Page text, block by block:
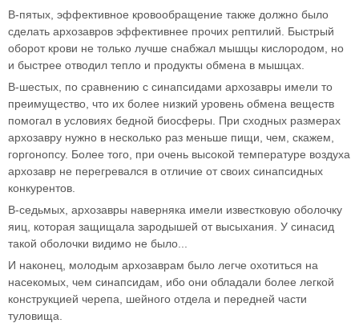
В-пятых, эффективное кровообращение также должно было
сделать архозавров эффективнее прочих рептилий. Быстрый
оборот крови не только лучше снабжал мышцы кислородом, но
и быстрее отводил тепло и продукты обмена в мышцах.
В-шестых, по сравнению с синапсидами архозавры имели то
преимущество, что их более низкий уровень обмена веществ
помогал в условиях бедной биосферы. При сходных размерах
архозавру нужно в несколько раз меньше пищи, чем, скажем,
горгонопсу. Более того, при очень высокой температуре воздуха
архозавр не перегревался в отличие от своих синапсидных
конкурентов.
В-седьмых, архозавры наверняка имели известковую оболочку
яиц, которая защищала зародышей от высыхания. У синасид
такой оболочки видимо не было...
И наконец, молодым архозаврам было легче охотиться на
насекомых, чем синапсидам, ибо они обладали более легкой
конструкцией черепа, шейного отдела и передней части
туловища.